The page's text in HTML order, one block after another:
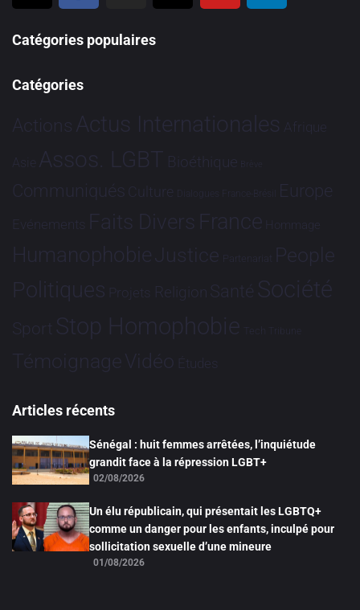
Catégories populaires
Catégories
Actions Actus Internationales Afrique
Asie Assos. LGBT Bioéthique Brève
Communiqués Culture Dialogues France-Brésil Europe
Evénements Faits Divers France Hommage
HumanophobieJustice Partenariat People
Politiques Projets Religion Santé Société
Sport Stop Homophobie Tech Tribune
TémoignageVidéo Études
Articles récents
Sénégal : huit femmes arrêtées, l’inquiétude
grandit face à la répression LGBT+
02/08/2026
Un élu républicain, qui présentait les LGBTQ+
comme un danger pour les enfants, inculpé pour
sollicitation sexuelle d’une mineure
01/08/2026